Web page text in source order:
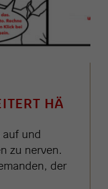
HÄ
auf und
zu nerven.
der